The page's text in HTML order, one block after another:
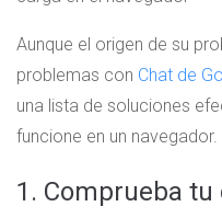
Aunque el origen de su
problemas con Chat de
una lista de soluciones
funcione en un navegador.
1. Comprueba